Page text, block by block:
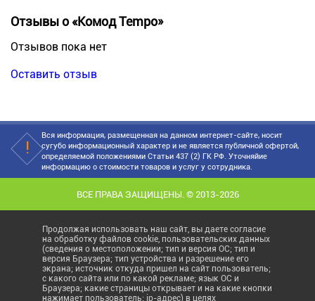
Отзывы о «Комод Tempo»
Отзывов пока нет
Оставить отзыв
Вся информация, размещенная на данном интернет-сайте, носит
сугубо информационный характер и не является публичной офертой,
определяемой положениями Статьи 437 (2) ГК РФ. Уточняйие
информацию о стоимости товаров и услуг у сотрудника.
ВСЕ ПРАВА ЗАЩИЩЕНЫ. © 2013-2026
Продолжая использовать наш сайт, вы даете согласие
на обработку файлов cookie, пользовательских данных
(сведения о местоположении; тип и версия ОС; тип и
версия Браузера; тип устройства и разрешение его
экрана; источник откуда пришел на сайт пользователь;
с какого сайта или по какой рекламе; язык ОС и
Браузера; какие страницы открывает и на какие кнопки
нажимает пользователь; ip-адрес) в целях